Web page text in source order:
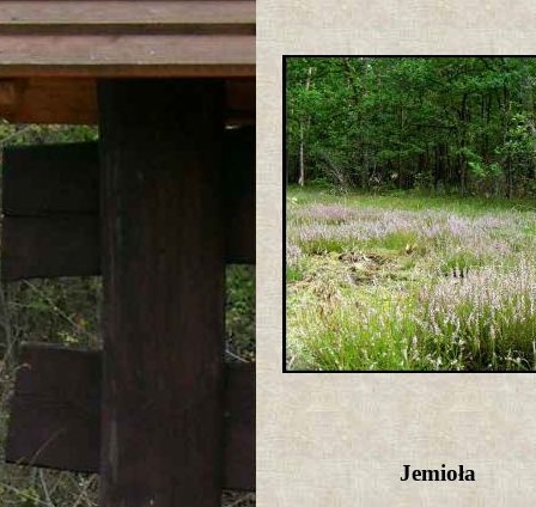
Jemioła